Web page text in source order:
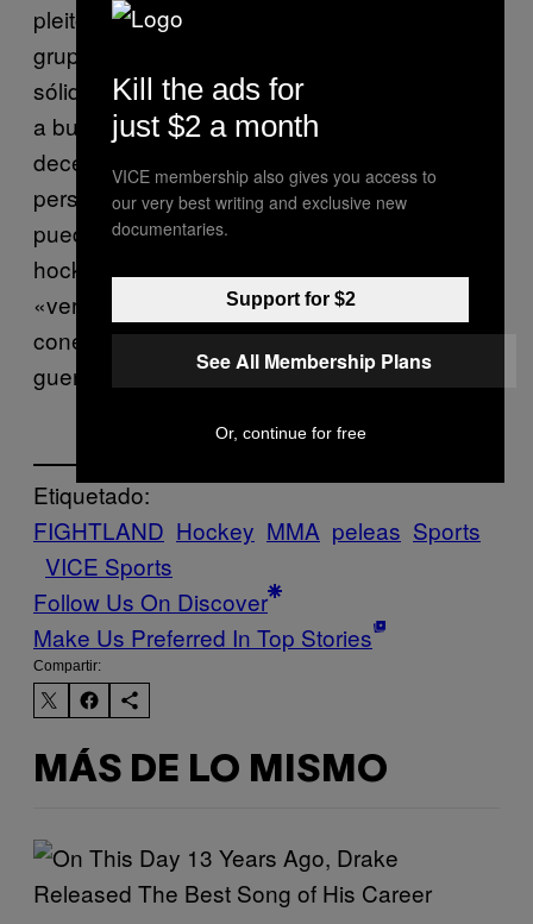
pleito de cantina que explotó en medio de un
grupo de adultos profesionales sobre un
sólido bloque de hielo. Si el morbo te motiva
a buscar el vídeo en YouTube, no tardarás en
decepcionarte. Sin duda no hay algo que las
personas interesadas en las artes marciales
puedan extraer de la pelea, pero sí del
hockey: las peleas quizá no sean
«verdaderas» pero existe una genuina
conexión espiritual entre el bravucón y el
guerrero.
Etiquetado:
FIGHTLAND Hockey MMA peleas Sports
VICE Sports
Follow Us On Discover
Make Us Preferred In Top Stories
Compartir:
MÁS DE LO MISMO
Kill the ads for
just $2 a month
VICE membership also gives you access to
our very best writing and exclusive new
documentaries.
Support for $2
See All Membership Plans
Or, continue for free